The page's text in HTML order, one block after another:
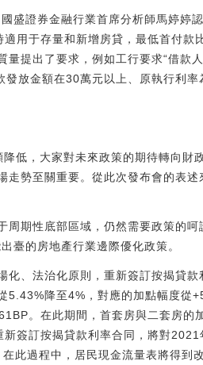
盛證券金融行業首席分析師馬婷婷
用于存量和新增房貸，最低首付款
提出了要求，例如工行要求“借款
發放金額在30萬元以上、原執行利
低，大家對未來政策的期待轉向財
勢至關重要。從此次發布會的表
期性底部區域，仍然需要政策的呵
臺的房地產行業邊際優化政策。
、法治化原則，重新簽訂按揭貸款
降至4%，對應的加點幅度從
。在此期間，首套房與二套房的
簽訂按揭貸款利率合同，將對
此過程中，居民現金流量表將得到